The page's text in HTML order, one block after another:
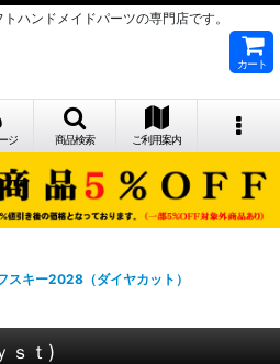
ハンドメイドパーツの専門店です。
カート
ジ 商品検索 ご利用案内
スキー2028（ダイヤカット）
ｓｔ)